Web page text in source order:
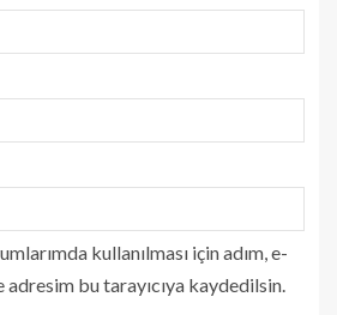
kullanılması için adım, e-
bu tarayıcıya kaydedilsin.